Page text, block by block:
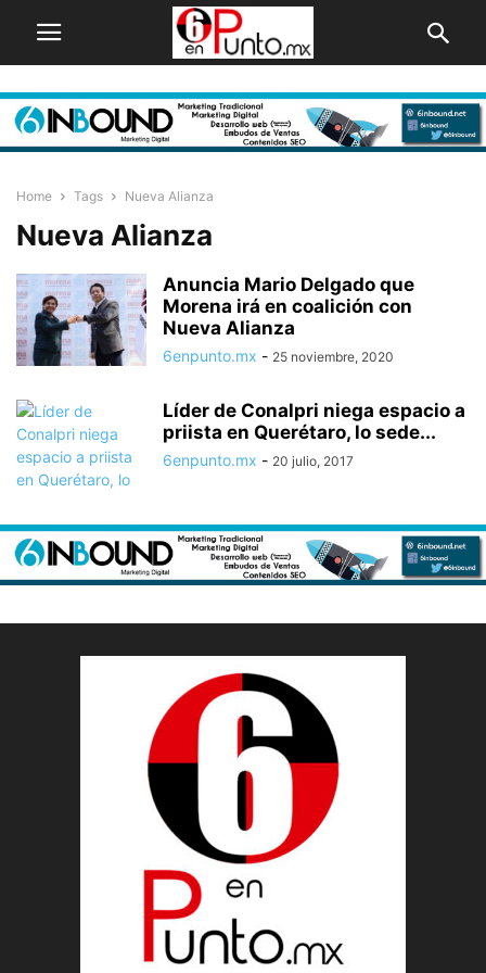
Home Tags Nueva Alianza
Nueva Alianza
Anuncia Mario Delgado que
Morena irá en coalición con
Nueva Alianza
6enpunto.mx - 25 noviembre, 2020
Líder de Conalpri niega espacio a
priista en Querétaro, lo sede...
6enpunto.mx - 20 julio, 2017